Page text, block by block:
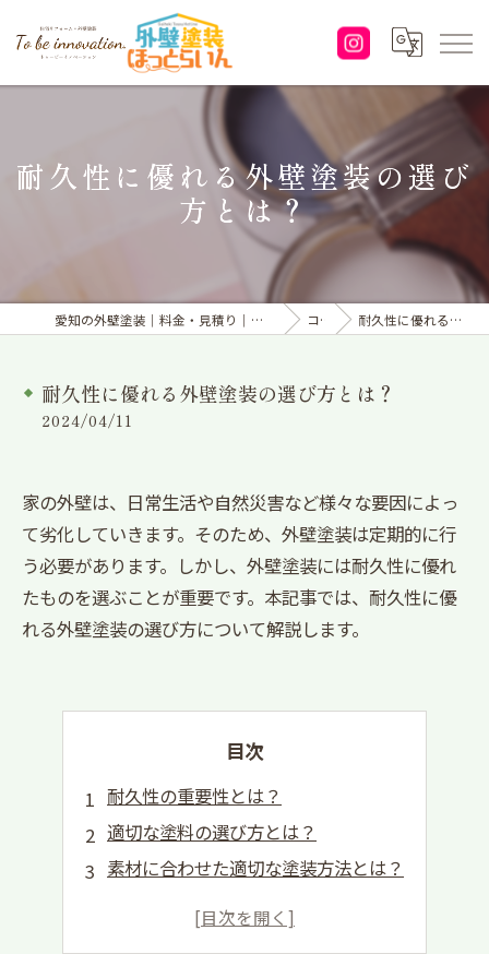
耐久性に優れる外壁塗装の選び
方とは？
愛知の外壁塗装｜料金・見積り｜塗り替えなら「株式会社To be innovation.」へ コラム 耐久性に優れる外壁塗装の選び方とは？
耐久性に優れる外壁塗装の選び方とは？
2024/04/11
家の外壁は、日常生活や自然災害など様々な要因によっ
て劣化していきます。そのため、外壁塗装は定期的に行
う必要があります。しかし、外壁塗装には耐久性に優れ
たものを選ぶことが重要です。本記事では、耐久性に優
れる外壁塗装の選び方について解説します。
目次
耐久性の重要性とは？
適切な塗料の選び方とは？
素材に合わせた適切な塗装方法とは？
適切なメンテナンスの必要性とは？